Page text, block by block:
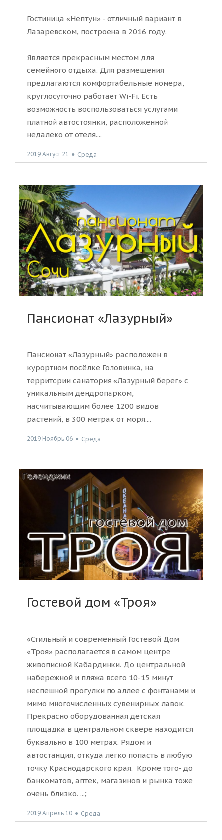
Гостиница «Нептун» - отличный вариант в
Лазаревском, построена в 2016 году.
Является прекрасным местом для
семейного отдыха. Для размещения
предлагаются комфортабельные номера,
круглосуточно работает Wi-Fi. Есть
возможность воспользоваться услугами
платной автостоянки, расположенной
недалеко от отеля....
2019 Август 21 ● Среда
Пансионат «Лазурный»
Пансионат «Лазурный» расположен в
курортном посёлке Головинка, на
территории санатория «Лазурный берег» с
уникальным дендропарком,
насчитывающим более 1200 видов
растений, в 300 метрах от моря....
2019 Ноябрь 06 ● Среда
Гостевой дом «Троя»
«Стильный и современный Гостевой Дом
«Троя» располагается в самом центре
живописной Кабардинки. До центральной
набережной и пляжа всего 10-15 минут
неспешной прогулки по аллее с фонтанами и
мимо многочисленных сувенирных лавок.
Прекрасно оборудованная детская
площадка в центральном сквере находится
буквально в 100 метрах. Рядом и
автостанция, откуда легко попасть в любую
точку Краснодарского края. Кроме того- до
банкоматов, аптек, магазинов и рынка тоже
очень близко. ...;
2019 Апрель 10 ● Среда